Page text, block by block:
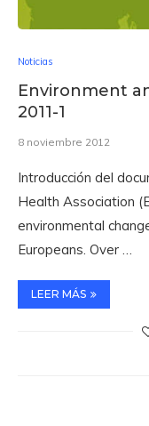
Noticias
Environment
2011-1
8 noviembre 2012
Introducción del
Health Association
environmental
Europeans. Over …
LEER MÁS